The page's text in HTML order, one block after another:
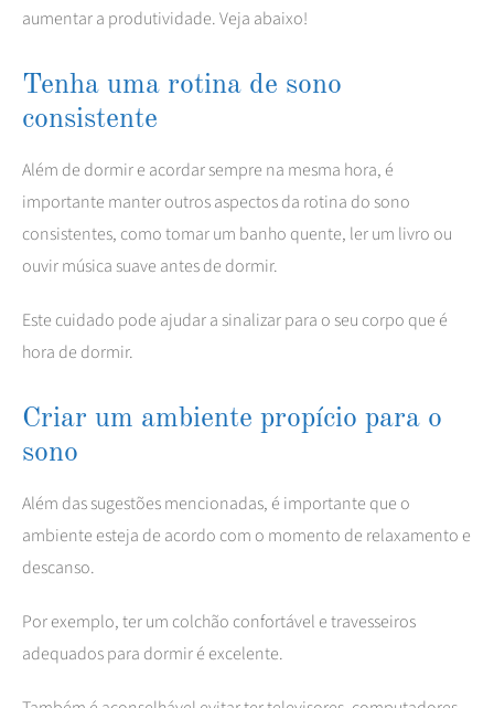
aumentar a produtividade. Veja abaixo!
Tenha uma rotina de sono
consistente
Além de dormir e acordar sempre na mesma hora, é
importante manter outros aspectos da rotina do sono
consistentes, como tomar um banho quente, ler um livro ou
ouvir música suave antes de dormir.
Este cuidado pode ajudar a sinalizar para o seu corpo que é
hora de dormir.
Criar um ambiente propício para o
sono
Além das sugestões mencionadas, é importante que o
ambiente esteja de acordo com o momento de relaxamento e
descanso.
Por exemplo, ter um colchão confortável e travesseiros
adequados para dormir é excelente.